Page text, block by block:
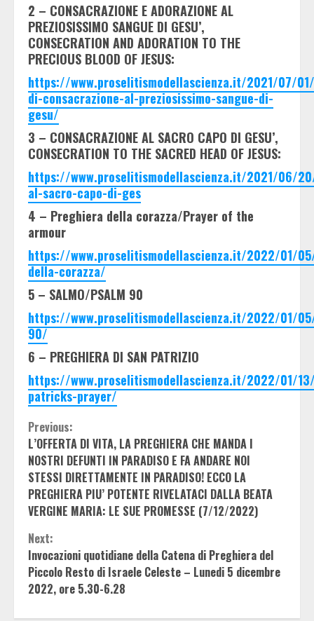
2 – CONSACRAZIONE E ADORAZIONE AL
PREZIOSISSIMO SANGUE DI GESU’,
CONSECRATION AND ADORATION TO THE
PRECIOUS BLOOD OF JESUS:
https://www.proselitismodellascienza.it/2021/07/
di-consacrazione-al-preziosissimo-sangue-di-
gesu/
3 – CONSACRAZIONE AL SACRO CAPO DI GESU’,
CONSECRATION TO THE SACRED HEAD OF JESUS:
https://www.proselitismodellascienza.it/2021/06/
al-sacro-capo-di-ges
4 – Preghiera della corazza/Prayer of the
armour
https://www.proselitismodellascienza.it/2022/01/
della-corazza/
5 – SALMO/PSALM 90
https://www.proselitismodellascienza.it/2022/01/
90/
6 – PREGHIERA DI SAN PATRIZIO
https://www.proselitismodellascienza.it/2022/01/
patricks-prayer/
Continue
Reading
Previous:
L’OFFERTA DI VITA, LA PREGHIERA CHE MANDA I
NOSTRI DEFUNTI IN PARADISO E FA ANDARE NOI
STESSI DIRETTAMENTE IN PARADISO! ECCO LA
PREGHIERA PIU’ POTENTE RIVELATACI DALLA BEATA
VERGINE MARIA: LE SUE PROMESSE (7/12/2022)
Next:
Invocazioni quotidiane della Catena di Preghiera del
Piccolo Resto di Israele Celeste – Lunedi 5 dicembre
2022, ore 5.30-6.28